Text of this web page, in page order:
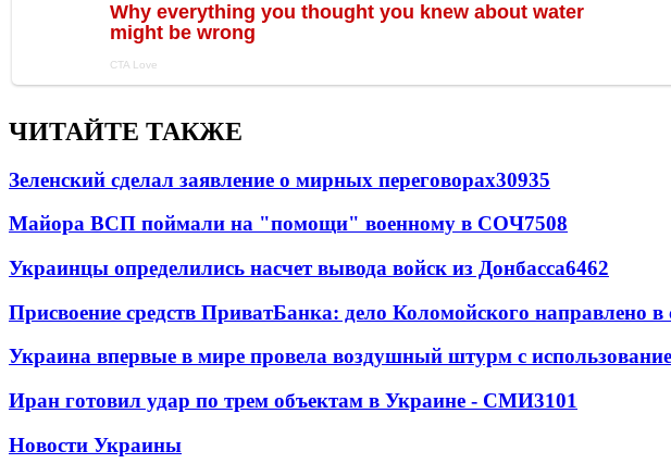
ЧИТАЙТЕ ТАКЖЕ
Зеленский сделал заявление о мирных переговорах30935
Майора ВСП поймали на "помощи" военному в СОЧ7508
Украинцы определились насчет вывода войск из Донбасса6462
Присвоение средств ПриватБанка: дело Коломойского направлено в
Украина впервые в мире провела воздушный штурм с
Иран готовил удар по трем объектам в Украине - СМИ3101
Новости Украины